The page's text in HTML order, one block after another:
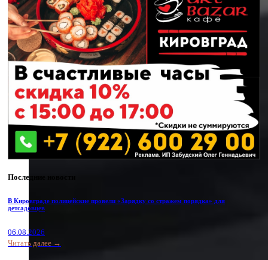
Последние новости
В Кировграде полицейские провели «Зарядку со стражем порядка» для
детсадовцев
06.08.2026
Читать далее →